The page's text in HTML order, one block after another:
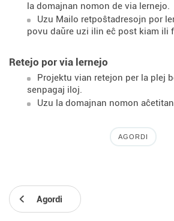
la domajnan nomon de via lernejo.
Uzu Mailo retpoŝtadresojn por
povu daŭre uzi ilin eĉ post kiam ili
Retejo por via lernejo
Projektu vian retejon per la plej
senpagaj iloj.
Uzu la domajnan nomon
AGORDI
Agordi